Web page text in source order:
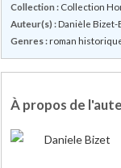
Collection : Collection
Auteur(s) :Danièle Bizet-
Genres :roman
À propos de